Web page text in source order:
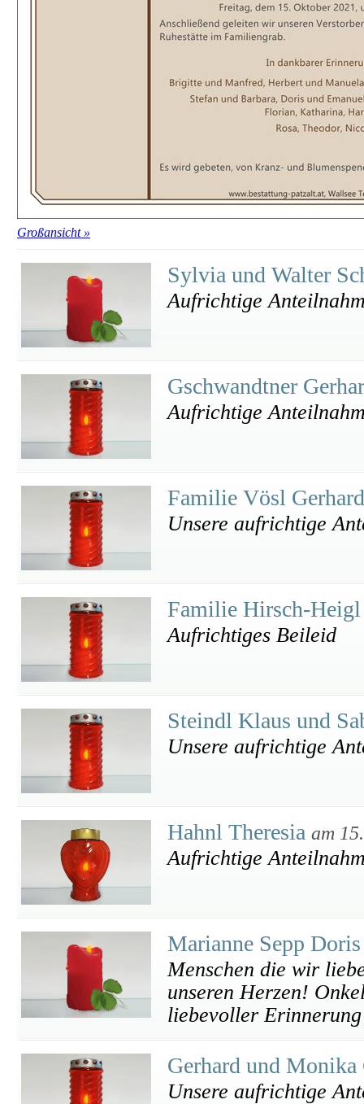
Großansicht »
Sylvia und Walter
Aufrichtige
Gschwandtner
Aufrichtige
Familie Vösl
Unsere aufrichtige
Familie Hirsch-
Aufrichtiges Beileid
Steindl Klaus und
Unsere aufrichtige
Hahnl Theresia am
Aufrichtige
Marianne Sepp
Menschen die wir
unseren Herzen!
liebevoller
Gerhard und
Unsere aufrichtige